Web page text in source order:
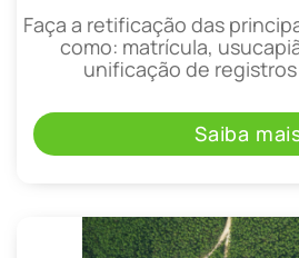
Faça a retificação das
como: matrícula,
unificação de
Saiba